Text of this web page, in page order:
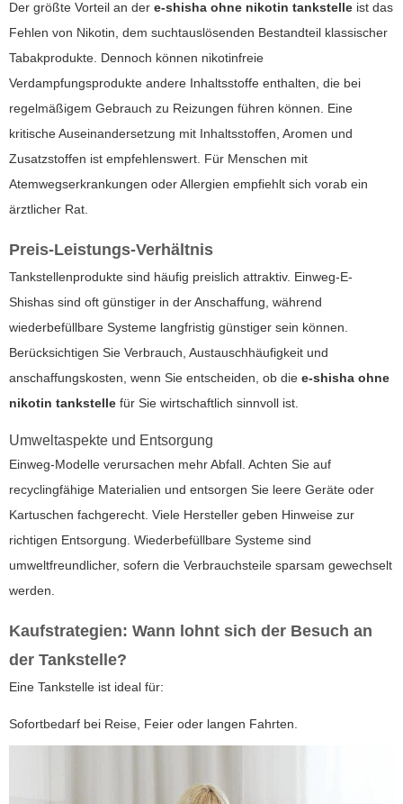
Der größte Vorteil an der e-shisha ohne nikotin tankstelle ist das
Fehlen von Nikotin, dem suchtauslösenden Bestandteil klassischer
Tabakprodukte. Dennoch können nikotinfreie
Verdampfungsprodukte andere Inhaltsstoffe enthalten, die bei
regelmäßigem Gebrauch zu Reizungen führen können. Eine
kritische Auseinandersetzung mit Inhaltsstoffen, Aromen und
Zusatzstoffen ist empfehlenswert. Für Menschen mit
Atemwegserkrankungen oder Allergien empfiehlt sich vorab ein
ärztlicher Rat.
Preis-Leistungs-Verhältnis
Tankstellenprodukte sind häufig preislich attraktiv. Einweg-E-
Shishas sind oft günstiger in der Anschaffung, während
wiederbefüllbare Systeme langfristig günstiger sein können.
Berücksichtigen Sie Verbrauch, Austauschhäufigkeit und
anschaffungskosten, wenn Sie entscheiden, ob die e-shisha ohne
nikotin tankstelle für Sie wirtschaftlich sinnvoll ist.
Umweltaspekte und Entsorgung
Einweg-Modelle verursachen mehr Abfall. Achten Sie auf
recyclingfähige Materialien und entsorgen Sie leere Geräte oder
Kartuschen fachgerecht. Viele Hersteller geben Hinweise zur
richtigen Entsorgung. Wiederbefüllbare Systeme sind
umweltfreundlicher, sofern die Verbrauchsteile sparsam gewechselt
werden.
Kaufstrategien: Wann lohnt sich der Besuch an
der Tankstelle?
Eine Tankstelle ist ideal für:
Sofortbedarf bei Reise, Feier oder langen Fahrten.